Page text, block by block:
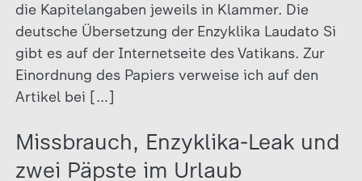
die Kapitelangaben jeweils in Klammer. Die
deutsche Übersetzung der Enzyklika Laudato Si
gibt es auf der Internetseite des Vatikans. Zur
Einordnung des Papiers verweise ich auf den
Artikel bei […]
Missbrauch, Enzyklika-Leak und
zwei Päpste im Urlaub